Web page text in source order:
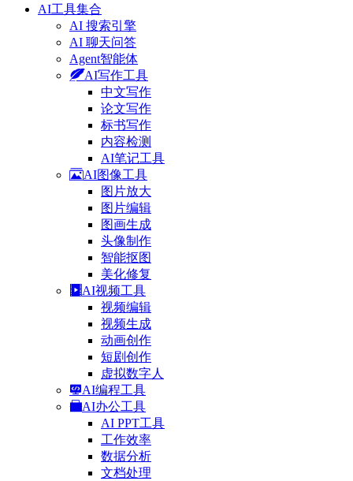
AI工具集合
AI 搜索引擎
AI 聊天问答
Agent智能体
AI写作工具
中文写作
论文写作
标书写作
内容检测
AI笔记工具
AI图像工具
图片放大
图片编辑
图画生成
头像制作
智能抠图
美化修复
AI视频工具
视频编辑
视频生成
动画创作
短剧创作
虚拟数字人
AI编程工具
AI办公工具
AI PPT工具
工作效率
数据分析
文档处理